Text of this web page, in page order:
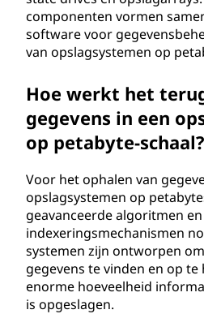
componenten vormen
software voor
van opslagsystemen op
Hoe werkt het
gegevens in een
op petabyte-schaal?
Voor het ophalen van
opslagsystemen op
geavanceerde algoritmen en
indexeringsmechanismen
systemen zijn ontworpen
gegevens te vinden en op te
enorme hoeveelheid
is opgeslagen.